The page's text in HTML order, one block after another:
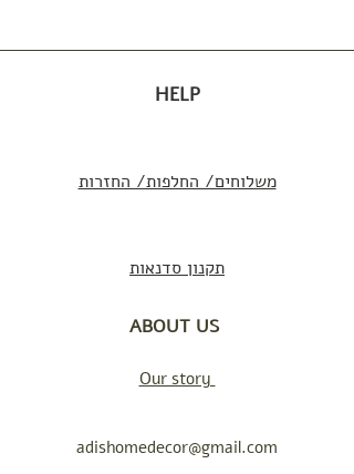
HELP
משלוחים/ החלפות/ החזרות
תקנון סדנאות
ABOUT US
Our story
adishomedecor@gmail.com